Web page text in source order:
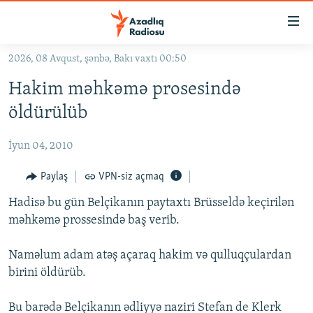
Əsas
qayıt
Əsas
qayıt
#ƏSLINDƏ
FƏRQƏ BAX
QANUNI DOĞRU
ARAŞDIRMA
MULTIMEDIA
VIDEO
FOTOQALEREYA
RADIO ARXIV
OXU ZALI
HAQQIMIZDA
2026, 08 Avqust, şənbə, Bakı vaxtı 00:50
Hakim məhkəmə prosesində
öldürülüb
İyun 04, 2010
Paylaş VPN-siz açmaq
Hadisə bu gün Belçikanın paytaxtı Brüsseldə keçirilən
məhkəmə prossesində baş verib.
Naməlum adam atəş açaraq hakim və qulluqçulardan
birini öldürüb.
Bu barədə Belçikanın ədliyyə naziri Stefan de Klerk